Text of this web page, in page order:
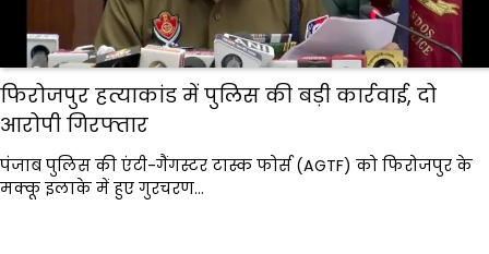
फिरोजपुर हत्याकांड में पुलिस की बड़ी कार्रवाई, दो
आरोपी गिरफ्तार
पंजाब पुलिस की एंटी-गैंगस्टर टास्क फोर्स (AGTF) को फिरोजपुर के
मक्कू इलाके में हुए गुरचरण…